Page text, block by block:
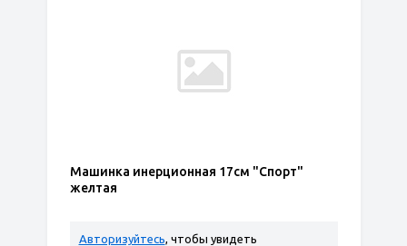
Машинка инерционная 17см "Спорт"
желтая
Авторизуйтесь, чтобы увидеть